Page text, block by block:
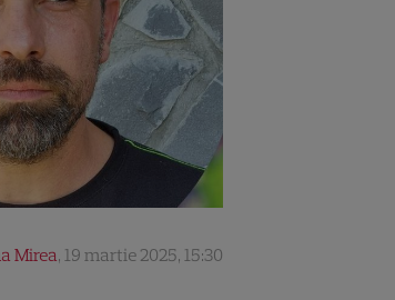
Mirea, 19 martie 2025, 15:30